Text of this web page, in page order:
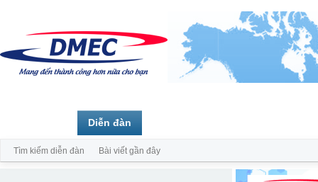
Diễn đàn
Tìm kiếm diễn đàn Bài viết gần đây